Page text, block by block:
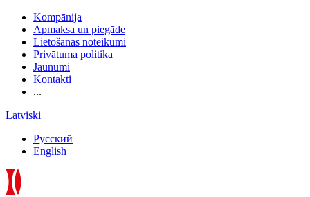
Kompānija
Apmaksa un piegāde
Lietošanas noteikumi
Privātuma politika
Jaunumi
Kontakti
...
Latviski
Русский
English